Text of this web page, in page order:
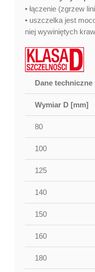
• łączenie (zgrzew
• uszczelka jest
niej wywiniętych
Dane techniczne
Wymiar D [mm]
80
100
125
140
150
160
180